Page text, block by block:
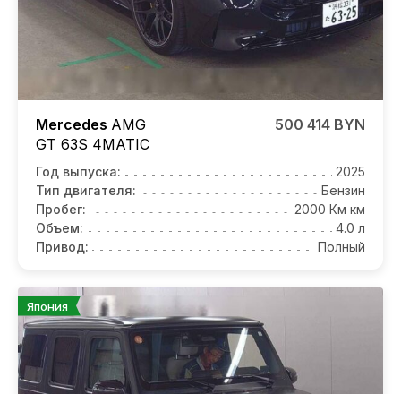
Mercedes AMG
GT 63S 4MATIC
500 414 BYN
Год выпуска:
2025
Тип двигателя:
Бензин
Пробег:
2000 Км км
Объем:
4.0 л
Привод:
Полный
Япония